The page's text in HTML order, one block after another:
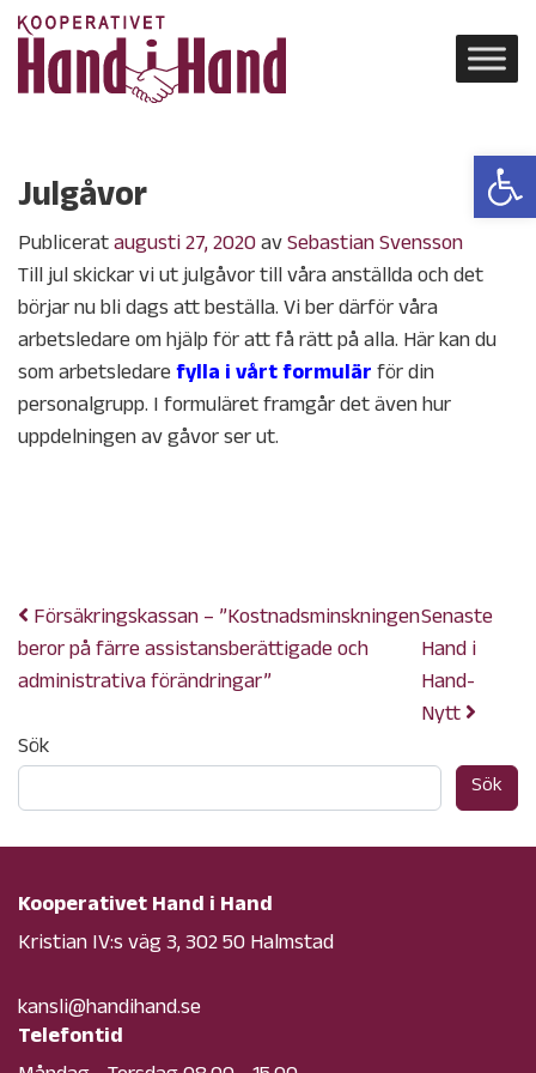
Julgåvor
Publicerataugusti 27, 2020avSebastian Svensson
Till jul skickar vi ut julgåvor till våra anställda och det
börjar nu bli dags att beställa. Vi ber därför våra
arbetsledare om hjälp för att få rätt på alla. Här kan du
som arbetsledarefylla i vårt formulärför din
personalgrupp. I formuläret framgår det även hur
uppdelningen av gåvor ser ut.
Försäkringskassan – ”Kostnadsminskningen
beror på färre assistansberättigade och
administrativa förändringar”
Senaste
Hand i
Hand-
Nytt
Sök
Sök
Kooperativet Hand i Hand
Kristian IV:s väg 3, 302 50 Halmstad
kansli@handihand.se
Telefontid